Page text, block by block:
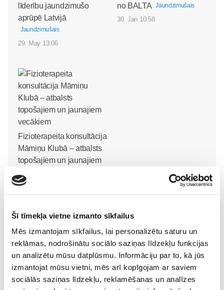
Šī tīmekļa vietne izmanto sīkfailus
Mēs izmantojam sīkfailus, lai personalizētu saturu un
reklāmas, nodrošinātu sociālo saziņas līdzekļu funkcijas
un analizētu mūsu datplūsmu. Informāciju par to, kā jūs
izmantojat mūsu vietni, mēs arī kopīgojam ar saviem
sociālās saziņas līdzekļu, reklamēšanas un analīzes
līderību jaundzimušo
aprūpē Latvijā
Jaundzimušais
29. May 13:06
no BALTA
Jaundzimušais
30. Jan 10:58
Fizioterapeita konsultācija
Māmiņu Klubā – atbalsts
topošajiem un jaunajiem
25. Jan 19:14